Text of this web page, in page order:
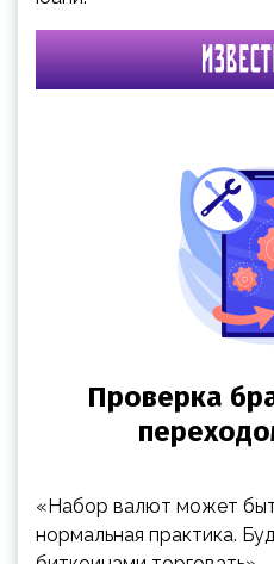
«Набор валют может
нормальная практика.